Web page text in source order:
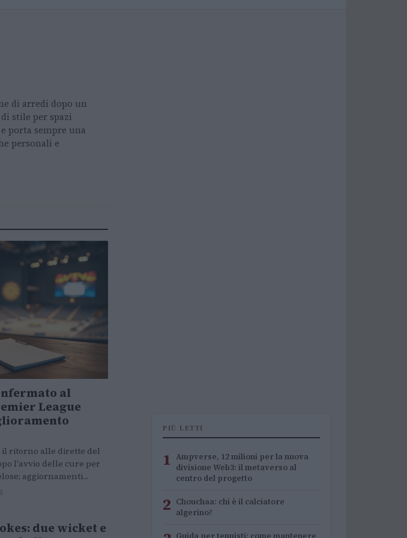
di arredi dopo un
stile per spazi
porta sempre una
personali e
al
League
ritorno alle dirette del
l'avvio delle cure per
aggiornamenti…
due wicket e
PIÙ LETTI
1 Ampverse, 12 milioni per la nuova
divisione Web3: il metaverso al
centro del progetto
2 Chouchaa: chi è il calciatore
algerino?
Guida per tennisti: come mantenere